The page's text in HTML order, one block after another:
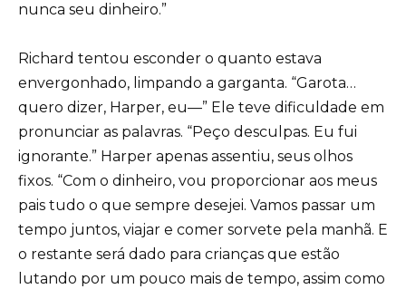
nunca seu dinheiro.”
Richard tentou esconder o quanto estava
envergonhado, limpando a garganta. “Garota…
quero dizer, Harper, eu—” Ele teve dificuldade em
pronunciar as palavras. “Peço desculpas. Eu fui
ignorante.” Harper apenas assentiu, seus olhos
fixos. “Com o dinheiro, vou proporcionar aos meus
pais tudo o que sempre desejei. Vamos passar um
tempo juntos, viajar e comer sorvete pela manhã. E
o restante será dado para crianças que estão
lutando por um pouco mais de tempo, assim como